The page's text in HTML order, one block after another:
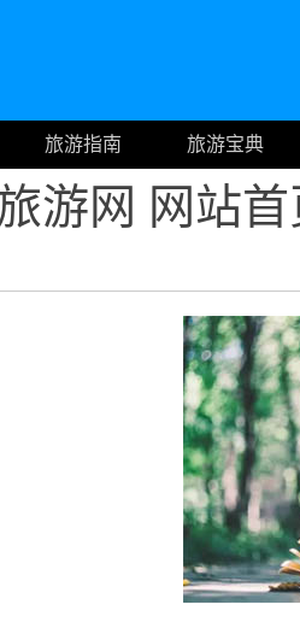
旅游指南 旅游宝典
游网 网站